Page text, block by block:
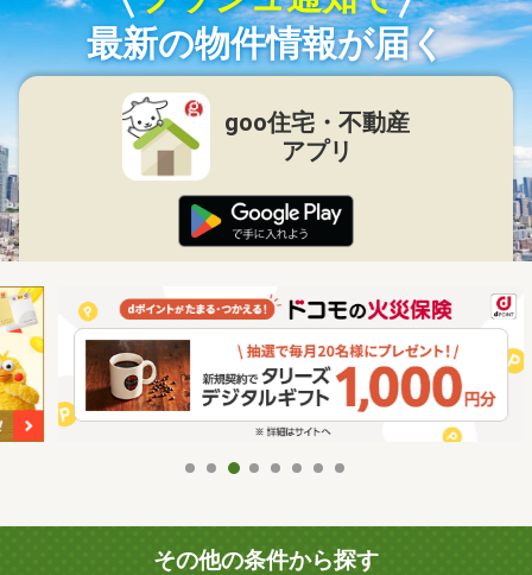
最新の物件情報が届く
goo住宅・不動産
アプリ
その他の条件から探す